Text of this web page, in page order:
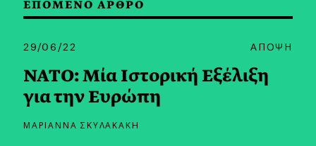
ΕΠΟΜΕΝΟ ΑΡΘΡΟ
29/06/22 ΑΠΟΨΗ
NATO: Mία Iστορική Eξέλιξη
για την Ευρώπη
ΜΑΡΙΑΝΝΑ ΣΚΥΛΑΚΑΚΗ